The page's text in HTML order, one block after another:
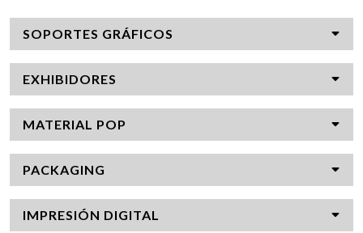
SOPORTES GRÁFICOS
EXHIBIDORES
MATERIAL POP
PACKAGING
IMPRESIÓN DIGITAL